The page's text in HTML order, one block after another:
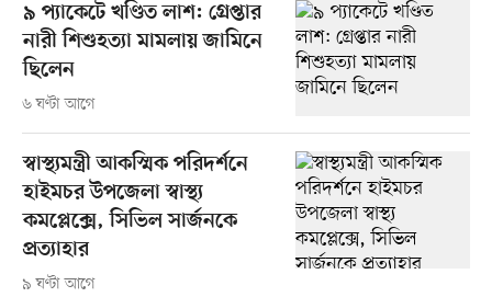
৯ প্যাকেটে খণ্ডিত লাশ: গ্রেপ্তার
নারী শিশুহত্যা মামলায় জামিনে
ছিলেন
৬ ঘণ্টা আগে
স্বাস্থ্যমন্ত্রী আকস্মিক পরিদর্শনে
হাইমচর উপজেলা স্বাস্থ্য
কমপ্লেক্সে, সিভিল সার্জনকে
প্রত্যাহার
৯ ঘণ্টা আগে